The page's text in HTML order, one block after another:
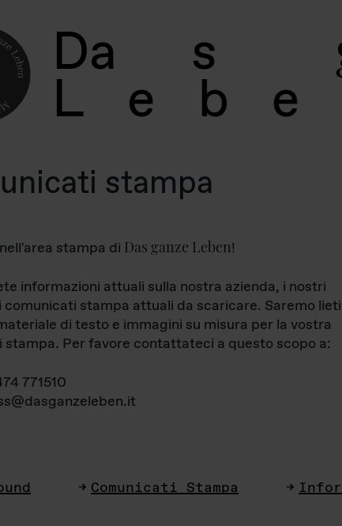
Da s
L e b e
stampa
stampa di Das ganze Leben!
informazioni attuali sulla nostra azienda, i nostri
stampa attuali da scaricare. Saremo lieti
di testo e immagini su misura per la vostra
stampa. Per favore contattateci a questo scopo a:
771510
Comunicati Stampa